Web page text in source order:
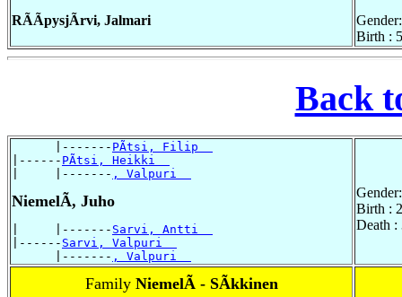
RÃÃpysjÃrvi, Jalmari
Birth :
Back
      |-------
PÃtsi, Filip
|------ PÃtsi, Heikki
|     |------- , Valpuri
NiemelÃ, Juho
|     |------- Sarvi, Antti
|------ Sarvi, Valpuri
      |-------
, Valpuri
Birth :
Death :
Family NiemelÃ - SÃkkinen